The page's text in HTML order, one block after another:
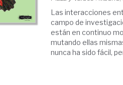
Las interacciones
campo de
están en continuo
mutando ellas
nunca ha sido fácil,